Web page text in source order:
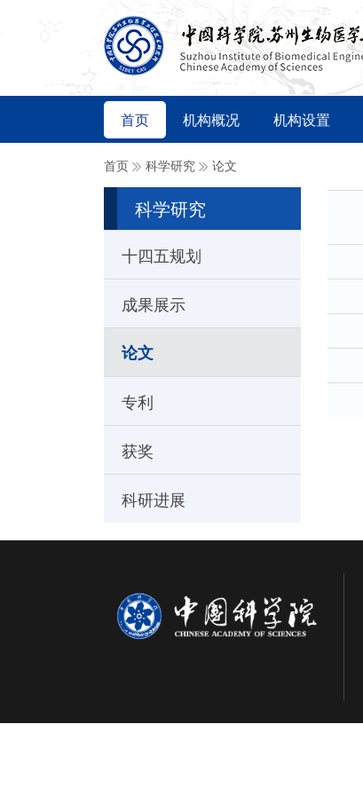
首页 机构概况 机构设置
首页 科学研究 论文
科学研究
十四五规划
成果展示
论文
专利
获奖
科研进展